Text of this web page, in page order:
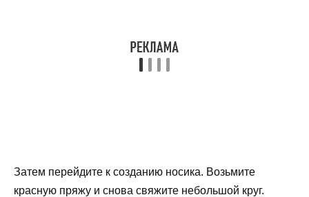
Затем перейдите к созданию носика. Возьмите
красную пряжу и снова свяжите небольшой круг.